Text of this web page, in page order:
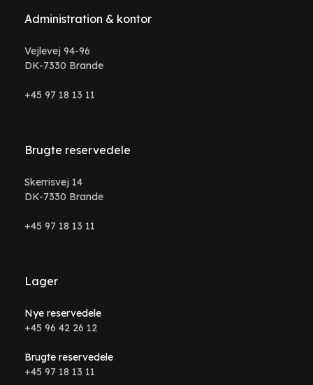
Administration & kontor
Vejlevej 94-96
DK-7330 Brande
+45 97 18 13 11
Brugte reservedele
Skerrisvej 14
DK-7330 Brande
+45 97 18 13 11
Lager
Nye reservedele
+45 96 42 26 12
Brugte reservedele
+45 97 18 13 11